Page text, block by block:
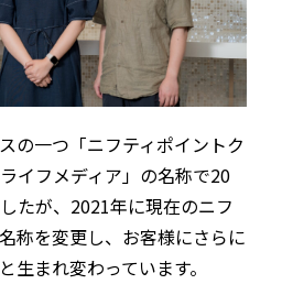
の一つ「ニフティポイントク
イフメディア」の名称で20
たが、2021年に現在のニフ
称を変更し、お客様にさらに
生まれ変わっています。